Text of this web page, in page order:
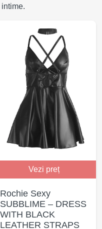
Vezi preț
Rochie Sexy
SUBBLIME – DRESS
WITH BLACK
LEATHER STRAPS